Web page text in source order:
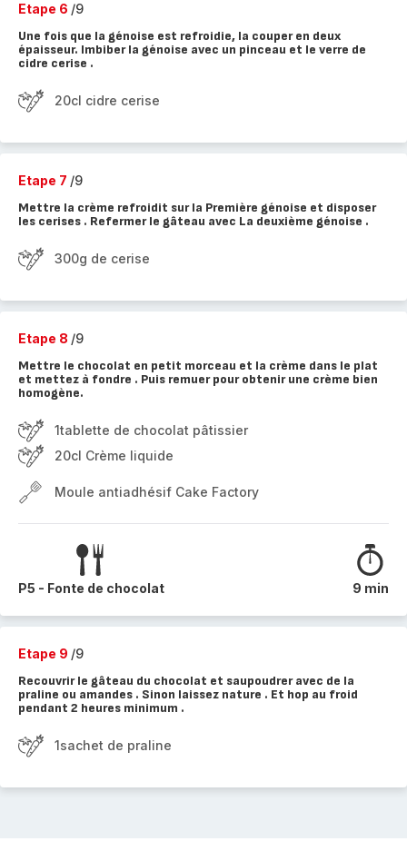
Etape 6 /9
Une fois que la génoise est refroidie, la couper en deux
épaisseur. Imbiber la génoise avec un pinceau et le verre de
cidre cerise .
20cl cidre cerise
Etape 7 /9
Mettre la crème refroidit sur la Première génoise et disposer
les cerises . Refermer le gâteau avec La deuxième génoise .
300g de cerise
Etape 8 /9
Mettre le chocolat en petit morceau et la crème dans le plat
et mettez à fondre . Puis remuer pour obtenir une crème bien
homogène.
1tablette de chocolat pâtissier
20cl Crème liquide
Moule antiadhésif Cake Factory
P5 - Fonte de chocolat 9 min
Etape 9 /9
Recouvrir le gâteau du chocolat et saupoudrer avec de la
praline ou amandes . Sinon laissez nature . Et hop au froid
pendant 2 heures minimum .
1sachet de praline